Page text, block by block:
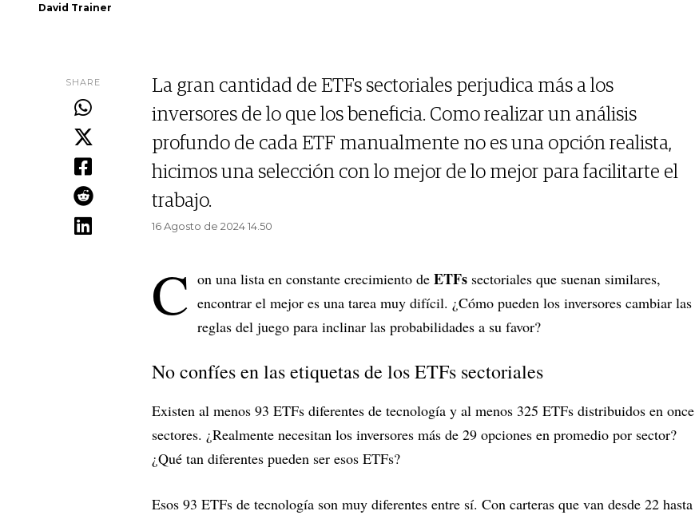
David Trainer
SHARE
La gran cantidad de ETFs sectoriales perjudica más a los
inversores de lo que los beneficia. Como realizar un análisis
profundo de cada ETF manualmente no es una opción realista,
hicimos una selección con lo mejor de lo mejor para facilitarte el
trabajo.
16 Agosto de 2024 14.50
C on una lista en constante crecimiento de ETFs sectoriales que suenan similares,
encontrar el mejor es una tarea muy difícil. ¿Cómo pueden los inversores cambiar las
reglas del juego para inclinar las probabilidades a su favor?
No confíes en las etiquetas de los ETFs sectoriales
Existen al menos 93 ETFs diferentes de tecnología y al menos 325 ETFs distribuidos en once
sectores. ¿Realmente necesitan los inversores más de 29 opciones en promedio por sector?
¿Qué tan diferentes pueden ser esos ETFs?
Esos 93 ETFs de tecnología son muy diferentes entre sí. Con carteras que van desde 22 hasta